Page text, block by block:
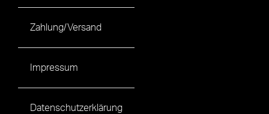
Zahlung/Versand
Impressum
Datenschutzerklärung